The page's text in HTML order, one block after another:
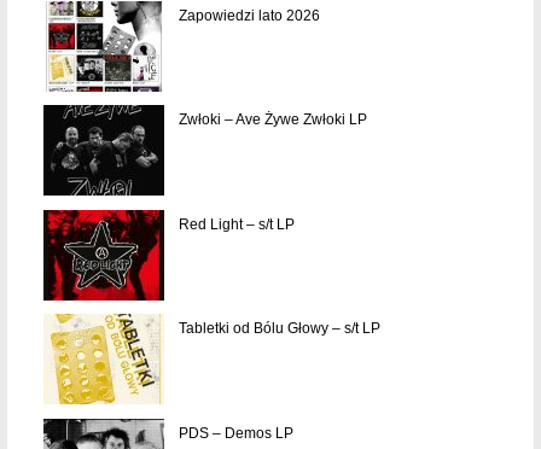
Zapowiedzi lato 2026
Zwłoki – Ave Żywe Zwłoki LP
Red Light – s/t LP
Tabletki od Bólu Głowy – s/t LP
PDS – Demos LP